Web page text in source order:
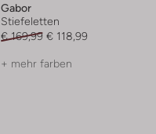
Gabor
Stiefeletten
€ 169,99 € 118,99
+ mehr farben